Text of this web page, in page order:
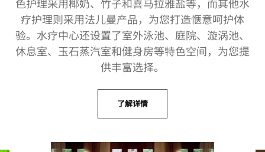
疗护理则采用法儿曼产品，为您打造惬意呵护体
验。水疗中心还设置了室外泳池、庭院、漩涡池、
休息室、玉石蒸汽室和健身房等特色空间，为您提
供丰富选择。
了解详情